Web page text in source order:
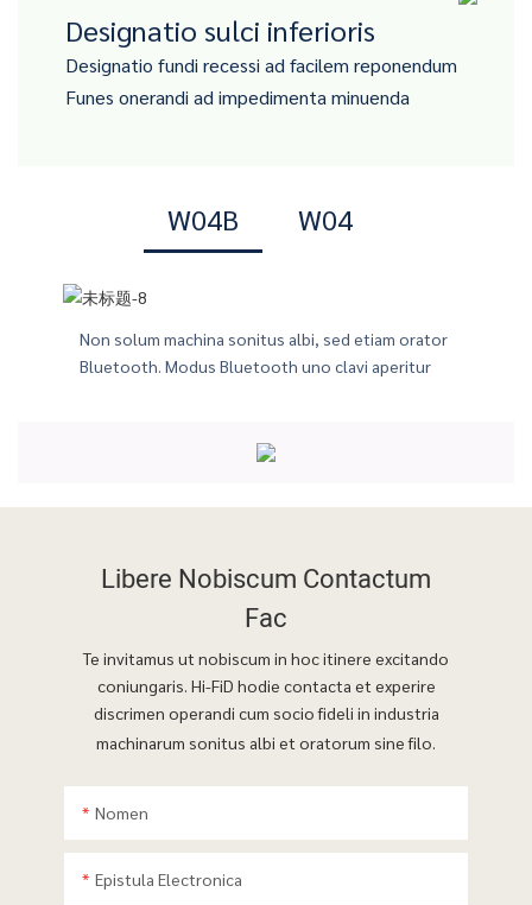
Designatio sulci inferioris
Designatio fundi recessi ad facilem reponendum
Funes onerandi ad impedimenta minuenda
W04B W04
Non solum machina sonitus albi, sed etiam orator
Bluetooth. Modus Bluetooth uno clavi aperitur
comes perfectus in opere.
Libere Nobiscum Contactum
Fac
Te invitamus ut nobiscum in hoc itinere excitando
coniungaris. Hi-FiD hodie contacta et experire
discrimen operandi cum socio fideli in industria
machinarum sonitus albi et oratorum sine filo.
Nomen
Epistula Electronica